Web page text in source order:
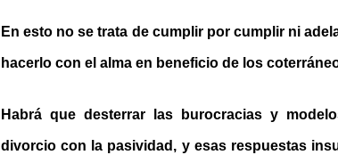
En esto no se trata de cumplir por cumplir ni
hacerlo con el alma en beneficio de los
Habrá que desterrar las burocracias y
divorcio con la pasividad, y esas respuestas